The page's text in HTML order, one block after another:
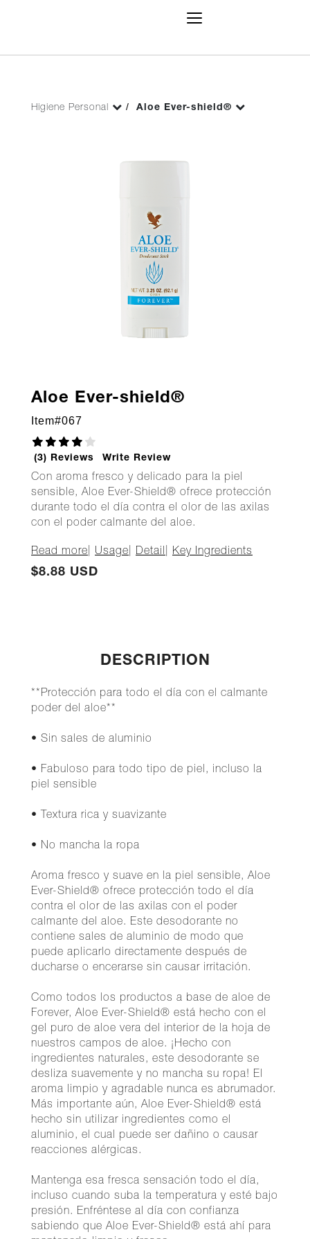
Toggle
Higiene Personal Aloe Ever-shield®
Aloe Ever-shield®
Item#067
(3) Reviews Write Review
Con aroma fresco y delicado para la piel
sensible, Aloe Ever-Shield® ofrece protección
durante todo el día contra el olor de las axilas
con el poder calmante del aloe.
Read more Usage Detail Key Ingredients
$8.88 USD
DESCRIPTION
**Protección para todo el día con el calmante
poder del aloe**
• Sin sales de aluminio
• Fabuloso para todo tipo de piel, incluso la
piel sensible
• Textura rica y suavizante
• No mancha la ropa
Aroma fresco y suave en la piel sensible, Aloe
Ever-Shield® ofrece protección todo el día
contra el olor de las axilas con el poder
calmante del aloe. Este desodorante no
contiene sales de aluminio de modo que
puede aplicarlo directamente después de
ducharse o encerarse sin causar irritación.
Como todos los productos a base de aloe de
Forever, Aloe Ever-Shield® está hecho con el
gel puro de aloe vera del interior de la hoja de
nuestros campos de aloe. ¡Hecho con
ingredientes naturales, este desodorante se
desliza suavemente y no mancha su ropa! El
aroma limpio y agradable nunca es abrumador.
Más importante aún, Aloe Ever-Shield® está
hecho sin utilizar ingredientes como el
aluminio, el cual puede ser dañino o causar
reacciones alérgicas.
Mantenga esa fresca sensación todo el día,
incluso cuando suba la temperatura y esté bajo
presión. Enfréntese al día con confianza
sabiendo que Aloe Ever-Shield® está ahí para